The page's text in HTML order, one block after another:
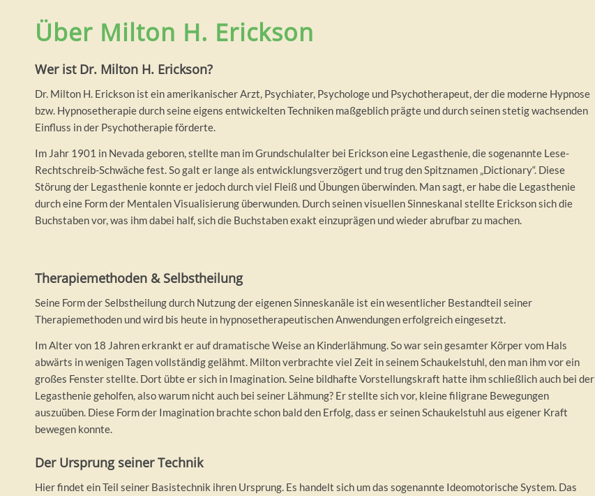
Über Milton H. Erickson
Wer ist Dr. Milton H. Erickson?
Dr. Milton H. Erickson ist ein amerikanischer Arzt, Psychiater, Psychologe und Psychotherapeut, der die moderne Hypnose
bzw. Hypnosetherapie durch seine eigens entwickelten Techniken maßgeblich prägte und durch seinen stetig wachsenden
Einfluss in der Psychotherapie förderte.
Im Jahr 1901 in Nevada geboren, stellte man im Grundschulalter bei Erickson eine Legasthenie, die sogenannte Lese-
Rechtschreib-Schwäche fest. So galt er lange als entwicklungsverzögert und trug den Spitznamen „Dictionary“. Diese
Störung der Legasthenie konnte er jedoch durch viel Fleiß und Übungen überwinden. Man sagt, er habe die Legasthenie
durch eine Form der Mentalen Visualisierung überwunden. Durch seinen visuellen Sinneskanal stellte Erickson sich die
Buchstaben vor, was ihm dabei half, sich die Buchstaben exakt einzuprägen und wieder abrufbar zu machen.
Therapiemethoden & Selbstheilung
Seine Form der Selbstheilung durch Nutzung der eigenen Sinneskanäle ist ein wesentlicher Bestandteil seiner
Therapiemethoden und wird bis heute in hypnosetherapeutischen Anwendungen erfolgreich eingesetzt.
Im Alter von 18 Jahren erkrankt er auf dramatische Weise an Kinderlähmung. So war sein gesamter Körper vom Hals
abwärts in wenigen Tagen vollständig gelähmt. Milton verbrachte viel Zeit in seinem Schaukelstuhl, den man ihm vor ein
großes Fenster stellte. Dort übte er sich in Imagination. Seine bildhafte Vorstellungskraft hatte ihm schließlich auch bei der
Legasthenie geholfen, also warum nicht auch bei seiner Lähmung? Er stellte sich vor, kleine filigrane Bewegungen
auszuüben. Diese Form der Imagination brachte schon bald den Erfolg, dass er seinen Schaukelstuhl aus eigener Kraft
bewegen konnte.
Der Ursprung seiner Technik
Hier findet ein Teil seiner Basistechnik ihren Ursprung. Es handelt sich um das sogenannte Ideomotorische System. Das